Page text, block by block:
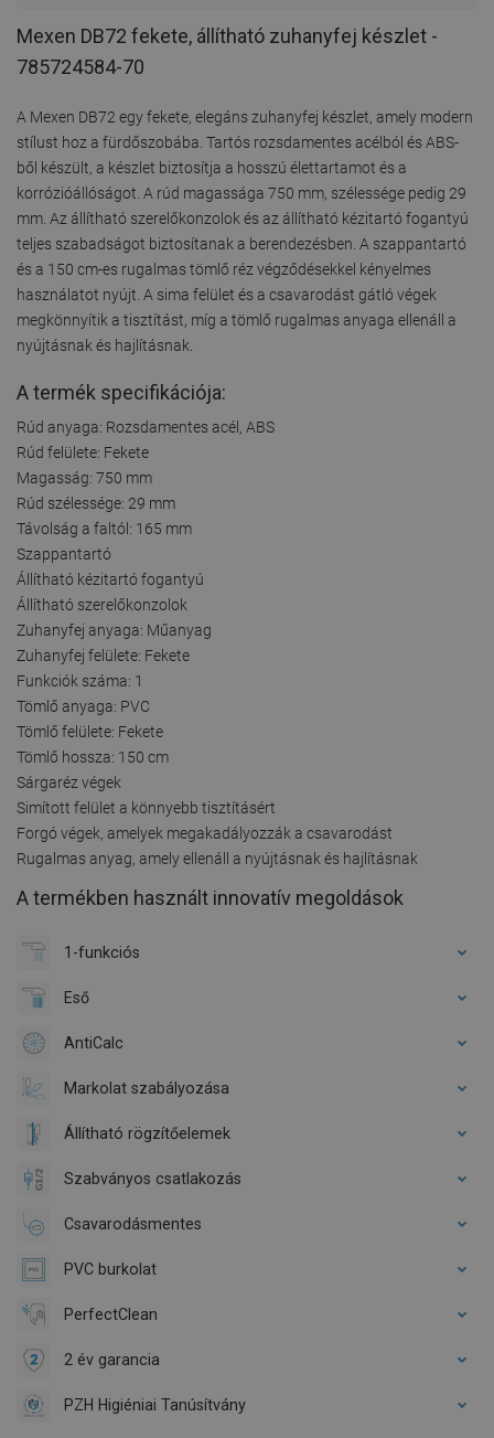
Mexen DB72 fekete, állítható zuhanyfej készlet -
785724584-70
A Mexen DB72 egy fekete, elegáns zuhanyfej készlet, amely modern
stílust hoz a fürdőszobába. Tartós rozsdamentes acélból és ABS-
ből készült, a készlet biztosítja a hosszú élettartamot és a
korrózióállóságot. A rúd magassága 750 mm, szélessége pedig 29
mm. Az állítható szerelőkonzolok és az állítható kézitartó fogantyú
teljes szabadságot biztosítanak a berendezésben. A szappantartó
és a 150 cm-es rugalmas tömlő réz végződésekkel kényelmes
használatot nyújt. A sima felület és a csavarodást gátló végek
megkönnyítik a tisztítást, míg a tömlő rugalmas anyaga ellenáll a
nyújtásnak és hajlításnak.
A termék specifikációja:
Rúd anyaga: Rozsdamentes acél, ABS
Rúd felülete: Fekete
Magasság: 750 mm
Rúd szélessége: 29 mm
Távolság a faltól: 165 mm
Szappantartó
Állítható kézitartó fogantyú
Állítható szerelőkonzolok
Zuhanyfej anyaga: Műanyag
Zuhanyfej felülete: Fekete
Funkciók száma: 1
Tömlő anyaga: PVC
Tömlő felülete: Fekete
Tömlő hossza: 150 cm
Sárgaréz végek
Simított felület a könnyebb tisztításért
Forgó végek, amelyek megakadályozzák a csavarodást
Rugalmas anyag, amely ellenáll a nyújtásnak és hajlításnak
A termékben használt innovatív megoldások
1-funkciós
Eső
AntiCalc
Markolat szabályozása
Állítható rögzítőelemek
Szabványos csatlakozás
Csavarodásmentes
PVC burkolat
PerfectClean
2 év garancia
PZH Higiéniai Tanúsítvány